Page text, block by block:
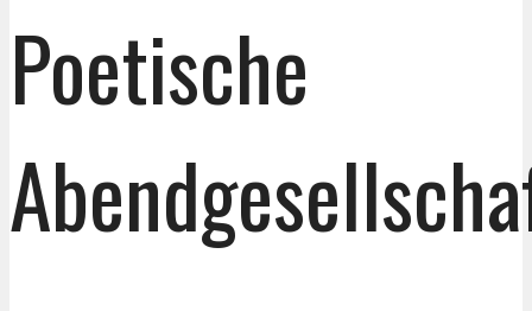
Poetische